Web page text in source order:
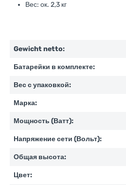
Вес: ок. 2,3 кг
Gewicht netto:
Батарейки в комплекте:
Вес с упаковкой:
Марка:
Мощность (Ватт):
Напряжение сети (Вольт):
Общая высота:
Цвет: